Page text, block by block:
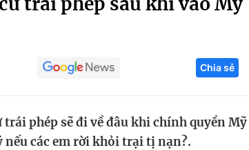
trực tuyến
Công nghệ
Sản phẩm
Chia sẻ
phép sẽ đi về đâu khi chính quyền Mỹ
các em rời khỏi trại tị nạn?.